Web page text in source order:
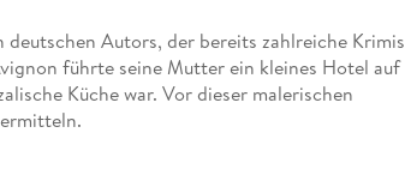
deutschen Autors, der bereits zahlreiche Krimis
führte seine Mutter ein kleines Hotel auf
Küche war. Vor dieser malerischen